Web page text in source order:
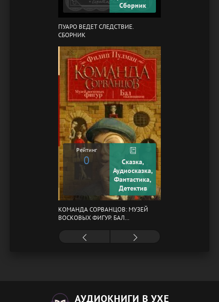
Сборник
ПУАРО ВЕДЕТ СЛЕДСТВИЕ.
СБОРНИК
Рейтинг
0
Сказка,
Аудиосказка,
Фантастика,
Детектив
КОМАНДА СОРВАНЦОВ: МУЗЕЙ
ВОСКОВЫХ ФИГУР. БАЛ
АУДИОКНИГИ В УХЕ